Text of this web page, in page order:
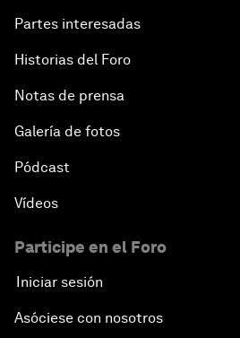
Partes interesadas
Historias del Foro
Notas de prensa
Galería de fotos
Pódcast
Vídeos
Participe en el Foro
Iniciar sesión
Asóciese con nosotros